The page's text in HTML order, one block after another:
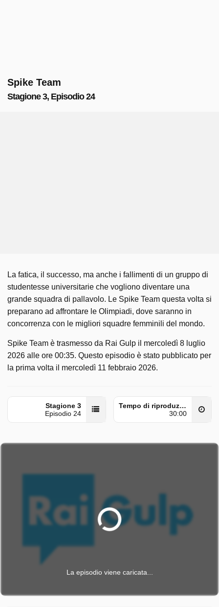
Spike Team
Stagione 3, Episodio 24
La fatica, il successo, ma anche i fallimenti di un gruppo di
studentesse universitarie che vogliono diventare una
grande squadra di pallavolo. Le Spike Team questa volta si
preparano ad affrontare le Olimpiadi, dove saranno in
concorrenza con le migliori squadre femminili del mondo.
Spike Team è trasmesso da Rai Gulp il mercoledì 8 luglio
2026 alle ore 00:35. Questo episodio è stato pubblicato per
la prima volta il mercoledì 11 febbraio 2026.
Stagione 3
Episodio 24
Tempo di riproduzione
30:00
La episodio viene caricata...